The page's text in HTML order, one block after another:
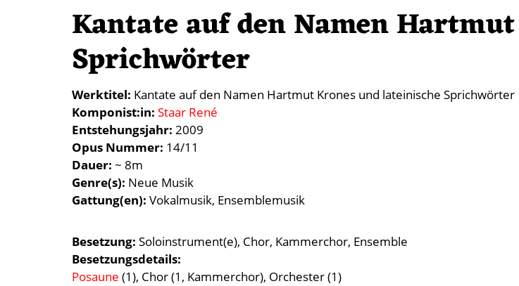
Kantate auf den Namen
Sprichwörter
Werktitel Kantate auf den Namen Hartmut Krones und lateinische Sprichwörter
Komponist:in Staar René
Entstehungsjahr 2009
Opus Nummer 14/11
Dauer ~ 8m
Genre(s) Neue Musik
Gattung(en) Vokalmusik Ensemblemusik
Besetzung Soloinstrument(e) Chor Kammerchor Ensemble
Besetzungsdetails
Posaune (1), Chor (1, Kammerchor), Orchester (1)